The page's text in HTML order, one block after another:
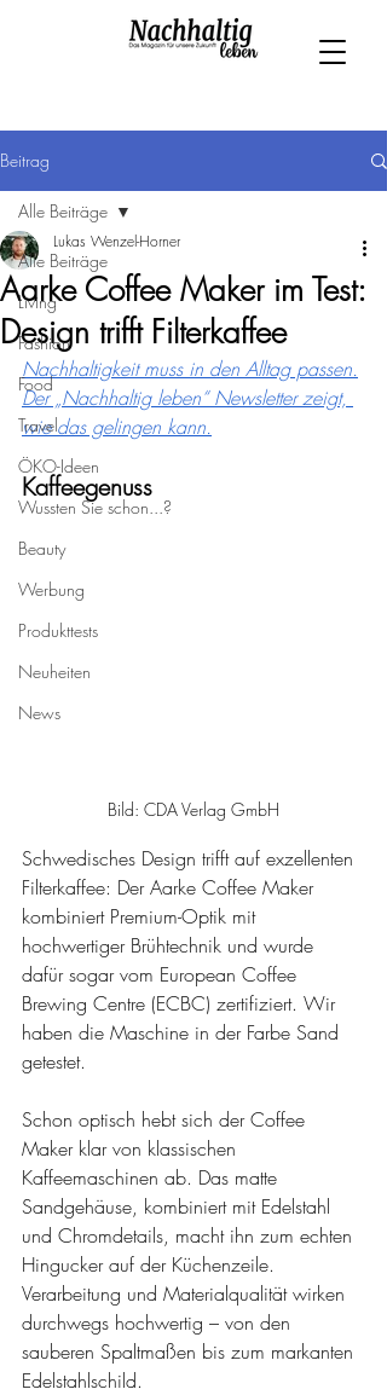
Beitrag
Alle Beiträge
Living
Fashion
Food
Travel
ÖKO-Ideen
Wussten Sie schon...?
Beauty
Werbung
Produkttests
Neuheiten
News
Alle Beiträge
Aarke Coffee Maker im Test:
Design trifft Filterkaffee
Lukas Wenzel-Horner
Nachhaltigkeit muss in den Alltag passen.
Der „Nachhaltig leben“ Newsletter zeigt,
wie das gelingen kann.
Kaffeegenuss
Bild: CDA Verlag GmbH
Schwedisches Design trifft auf exzellenten
Filterkaffee: Der Aarke Coffee Maker
kombiniert Premium-Optik mit
hochwertiger Brühtechnik und wurde
dafür sogar vom European Coffee
Brewing Centre (ECBC) zertifiziert. Wir
haben die Maschine in der Farbe Sand
getestet.
Schon optisch hebt sich der Coffee
Maker klar von klassischen
Kaffeemaschinen ab. Das matte
Sandgehäuse, kombiniert mit Edelstahl
und Chromdetails, macht ihn zum echten
Hingucker auf der Küchenzeile.
Verarbeitung und Materialqualität wirken
durchwegs hochwertig – von den
sauberen Spaltmaßen bis zum markanten
Edelstahlschild.